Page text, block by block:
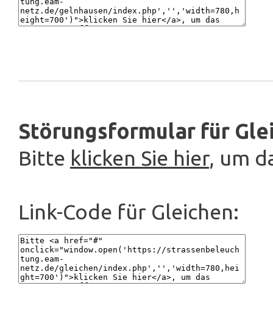
Störungsformular für
Bitte klicken Sie hier, um
Link-Code für Gleichen: